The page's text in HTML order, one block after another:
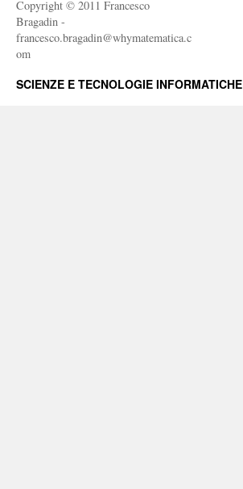
Copyright © 2011 Francesco
Bragadin -
francesco.bragadin@whymatematica.c
om
SCIENZE E TECNOLOGIE INFORMATICHE